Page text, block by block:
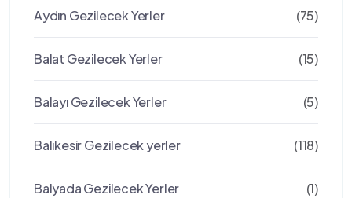
Aydın Gezilecek Yerler (75)
Balat Gezilecek Yerler (15)
Balayı Gezilecek Yerler (5)
Balıkesir Gezilecek yerler (118)
Balyada Gezilecek Yerler (1)